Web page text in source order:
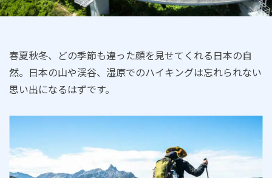
春夏秋冬、どの季節も違った顔を見せてくれる日本の自
然。日本の山や渓谷、湿原でのハイキングは忘れられない
思い出になるはずです。